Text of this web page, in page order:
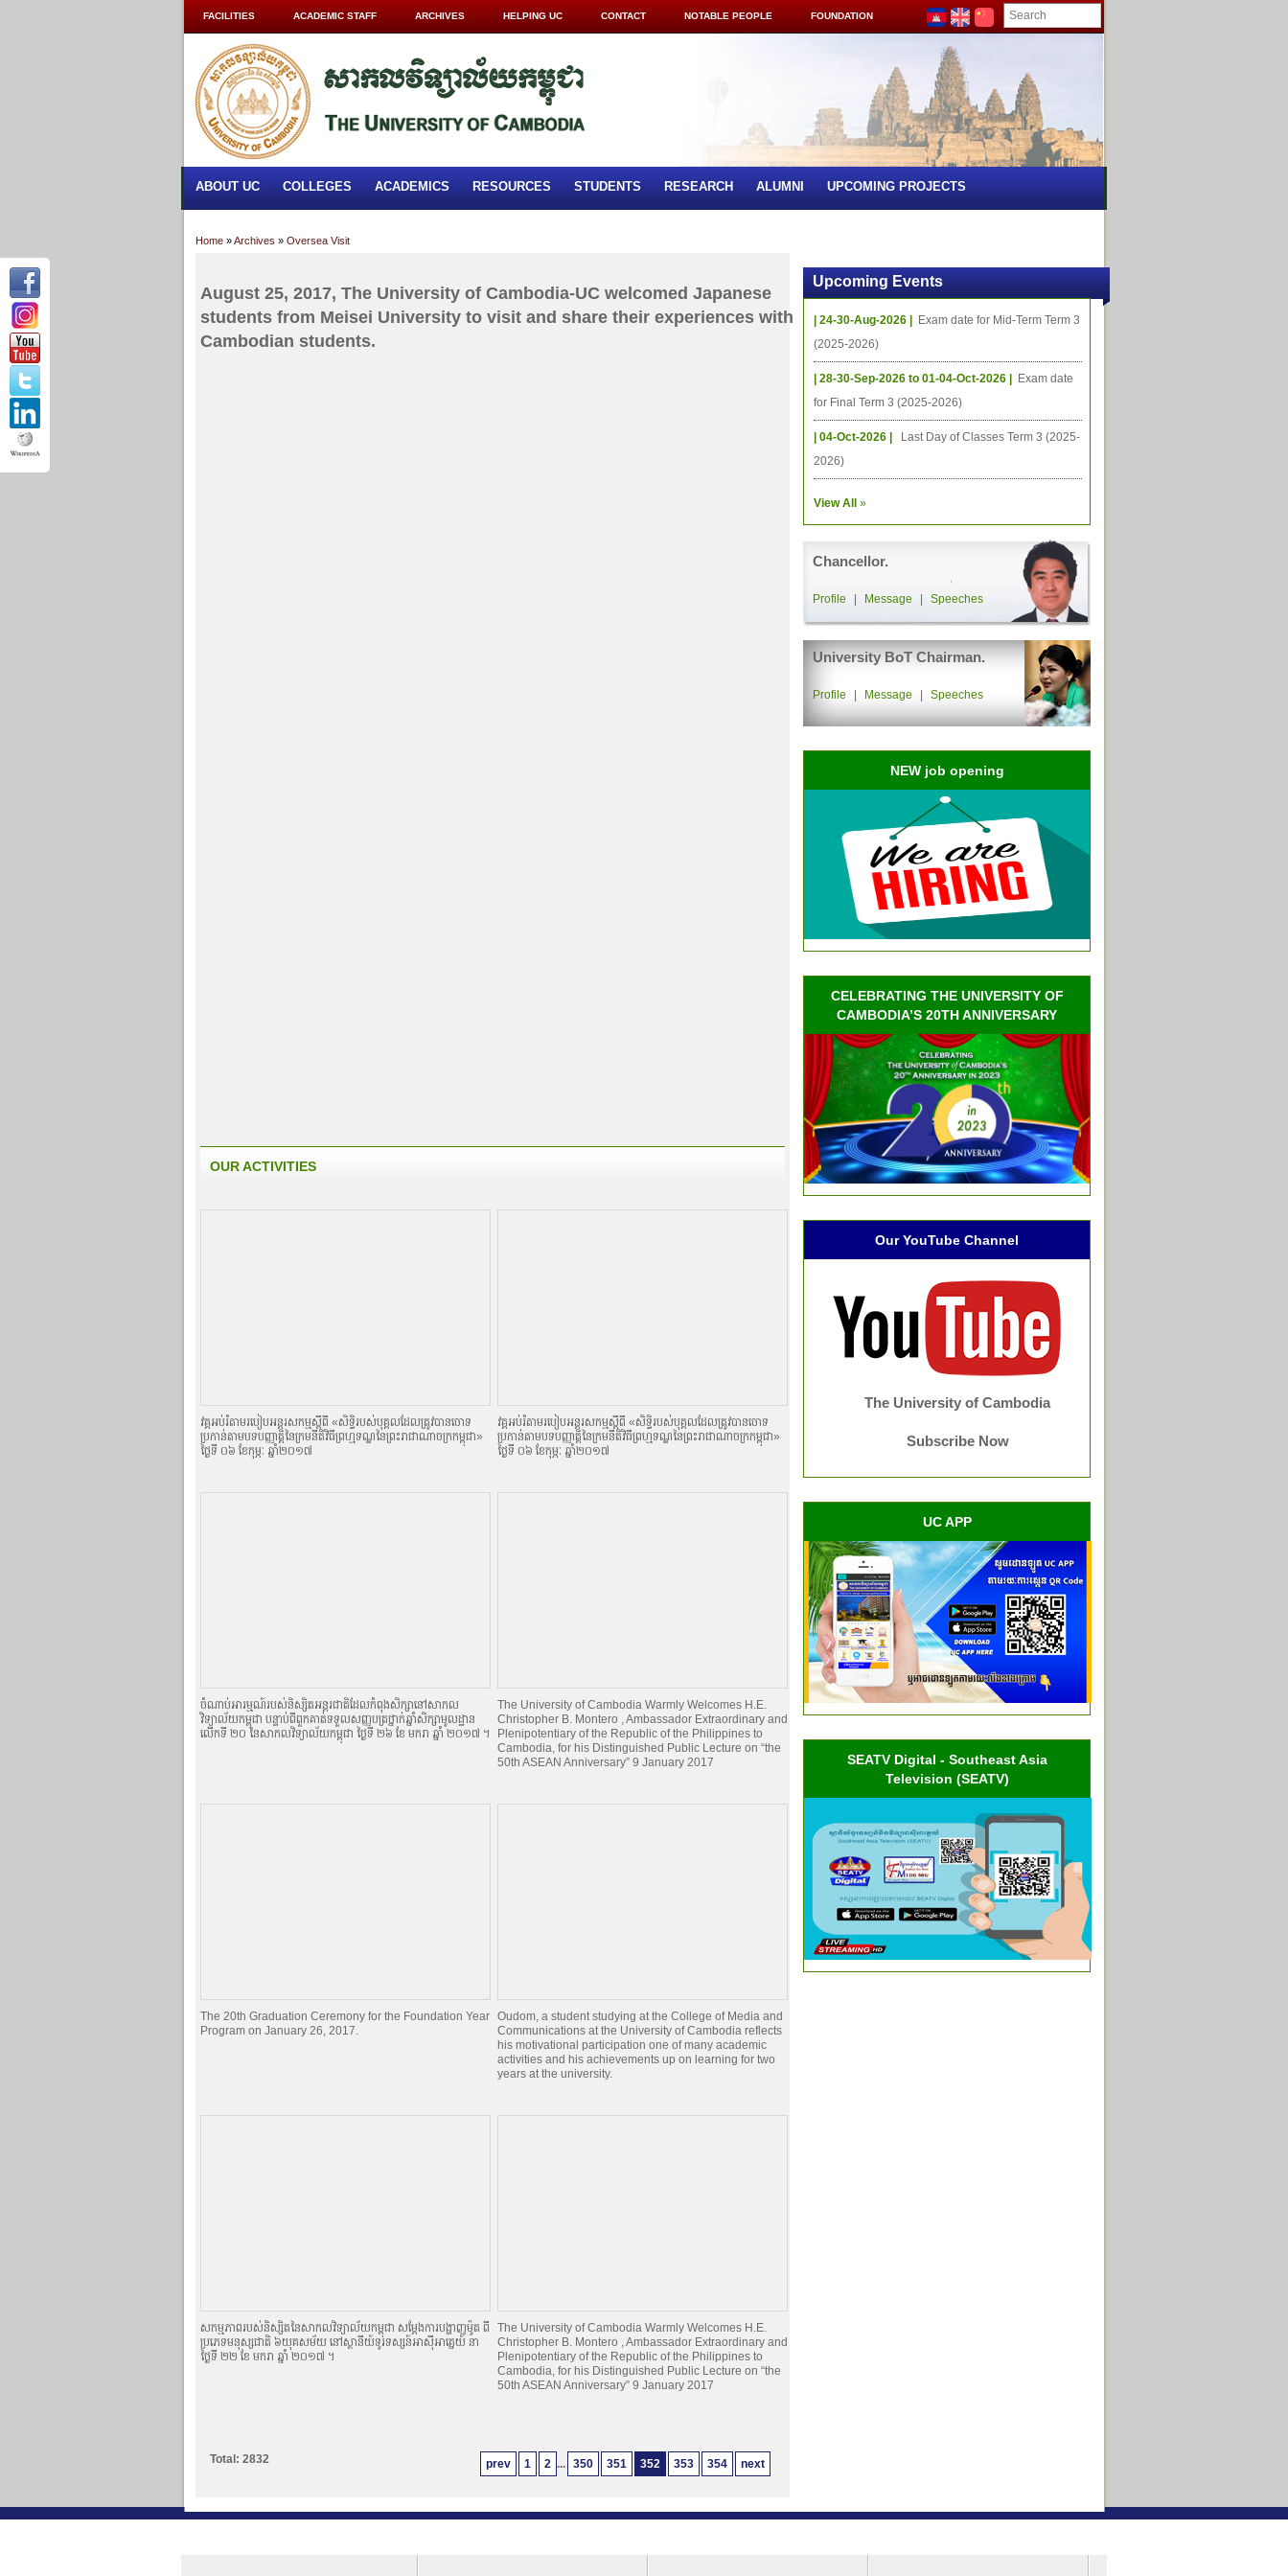
FACILITIES ACADEMIC STAFF ARCHIVES HELPING UC CONTACT NOTABLE PEOPLE FOUNDATION
ABOUT UC COLLEGES ACADEMICS RESOURCES STUDENTS RESEARCH ALUMNI UPCOMING PROJECTS
Home »Archives » Oversea Visit
August 25, 2017, The University of Cambodia-UC welcomed Japanese
students from Meisei University to visit and share their experiences with
Cambodian students.
OUR ACTIVITIES
វគ្គអប់រំតាមរបៀបអន្តរសកម្មស្តីពី «សិទិ្ធរបស់បុគ្គលដែលត្រូវបានចោទ
ប្រកាន់តាមបទបញ្ញាតិ្តនៃក្រមនីតិវិធីព្រហ្មទណ្ឌនៃព្រះរាជាណាចក្រកម្ពុជា»
ថ្ងៃទី ០៦ ខែកុម្ភៈ ឆ្នាំ២០១៧
វគ្គអប់រំតាមរបៀបអន្តរសកម្មស្តីពី «សិទិ្ធរបស់បុគ្គលដែលត្រូវបានចោទ
ប្រកាន់តាមបទបញ្ញាតិ្តនៃក្រមនីតិវិធីព្រហ្មទណ្ឌនៃព្រះរាជាណាចក្រកម្ពុជា»
ថ្ងៃទី ០៦ ខែកុម្ភៈ ឆ្នាំ២០១៧
ចំណាប់អារម្មណ៍របស់និស្សិតអន្តរជាតិដែលកំពុងសិក្សានៅសាកល
វិទ្យាល័យកម្ពុជា បន្ទាប់ពីពួកគាត់ទទួលសញ្ញបត្រថ្នាក់ឆ្នាំសិក្សាមូលដ្ឋាន
លើកទី ២០ នៃសាកលវិទ្យាល័យកម្ពុជា ថ្ងៃទី ២៦ ខែ មករា ឆ្នាំ ២០១៧ ។
The University of Cambodia Warmly Welcomes H.E.
Christopher B. Montero , Ambassador Extraordinary and
Plenipotentiary of the Republic of the Philippines to
Cambodia, for his Distinguished Public Lecture on “the
50th ASEAN Anniversary” 9 January 2017
The 20th Graduation Ceremony for the Foundation Year
Program on January 26, 2017.
Oudom, a student studying at the College of Media and
Communications at the University of Cambodia reflects
his motivational participation one of many academic
activities and his achievements up on learning for two
years at the university.
សកម្មភាពរបស់និស្សិតនៃសាកលវិទ្យាល័យកម្ពុជា សម្ដែងការបង្ហាញម៉ូត ពី
ប្រភេទមនុស្សជាតិ ៦យុគសម័យ នៅស្ថានីយ៍ទូរទស្សន៍អាស៊ីអាគ្នេយ៍ នា
ថ្ងៃទី ២២ ខែ មករា ឆ្នាំ ២០១៧ ។
The University of Cambodia Warmly Welcomes H.E.
Christopher B. Montero , Ambassador Extraordinary and
Plenipotentiary of the Republic of the Philippines to
Cambodia, for his Distinguished Public Lecture on “the
50th ASEAN Anniversary” 9 January 2017
prev 1 2 ... 350 351 352 353 354 next
Total: 2832
Upcoming Events
| 24-30-Aug-2026 |
Exam date for Mid-Term Term 3
(2025-2026)
| 28-30-Sep-2026 to 01-04-Oct-2026 |
Exam date
for Final Term 3 (2025-2026)
| 04-Oct-2026 |
Last Day of Classes Term 3 (2025-
2026)
View All »
Chancellor.
Profile Message Speeches
University BoT Chairman.
Profile Message Speeches
NEW job opening
CELEBRATING THE UNIVERSITY OF
CAMBODIA’S 20TH ANNIVERSARY
Our YouTube Channel
The University of Cambodia
Subscribe Now
UC APP
SEATV Digital - Southeast Asia
Television (SEATV)